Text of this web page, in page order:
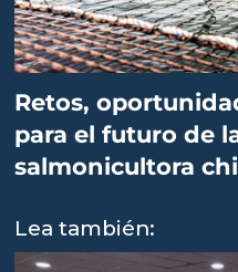
Retos,
para el futuro de
salmonicultora
Lea también: